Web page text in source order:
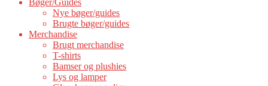
Bøger/Guides
Nye bøger/guides
Brugte bøger/guides
Merchandise
Brugt merchandise
T-shirts
Bamser og plushies
Lys og lamper